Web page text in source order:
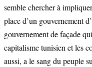
semble chercher à
place d’un gouvernement
gouvernement de façade
capitalisme tunisien et les
aussi, a le sang du peuple